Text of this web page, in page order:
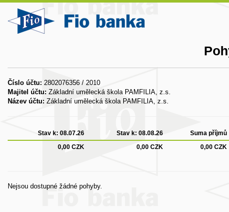
Číslo účtu: 2802076356 / 2010
Majitel účtu: Základní umělecká škola PAMFILIA, z.s.
Název účtu: Základní umělecká škola PAMFILIA, z.s.
Stav k: 08.07.26 Stav k: 08.08.26
Suma příjmů
0,00 CZK
0,00 CZK 0,00 CZK
Nejsou dostupné žádné pohyby.